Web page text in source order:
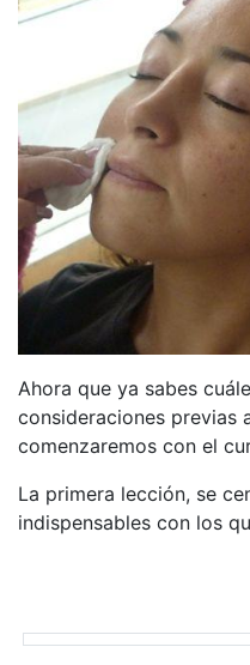
Ahora que ya sabes
consideraciones previas
comenzaremos con el
La primera lección, se
indispensables con los